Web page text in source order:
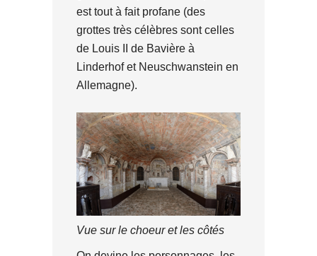
est tout à fait profane (des
grottes très célèbres sont celles
de Louis II de Bavière à
Linderhof et Neuschwanstein en
Allemagne).
Vue sur le choeur et les côtés